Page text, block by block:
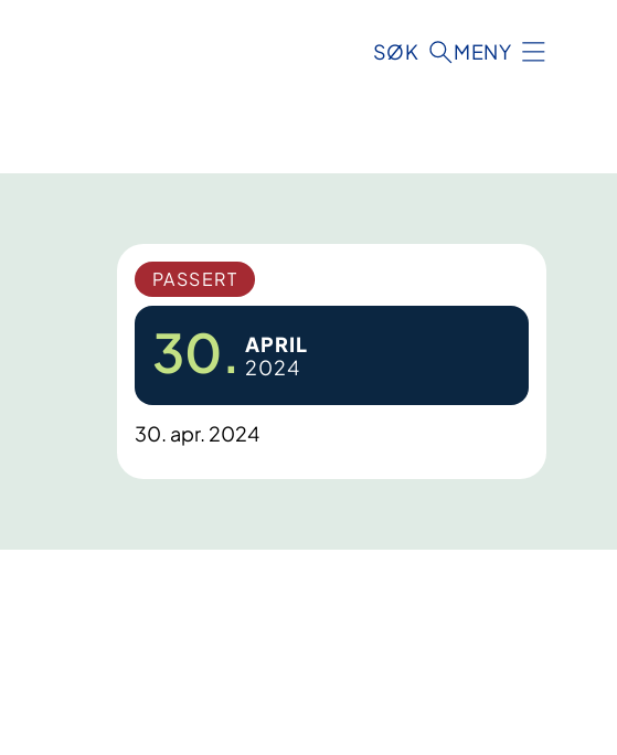
SØK MENY
PASSERT
30. APRIL
2024
30. apr. 2024